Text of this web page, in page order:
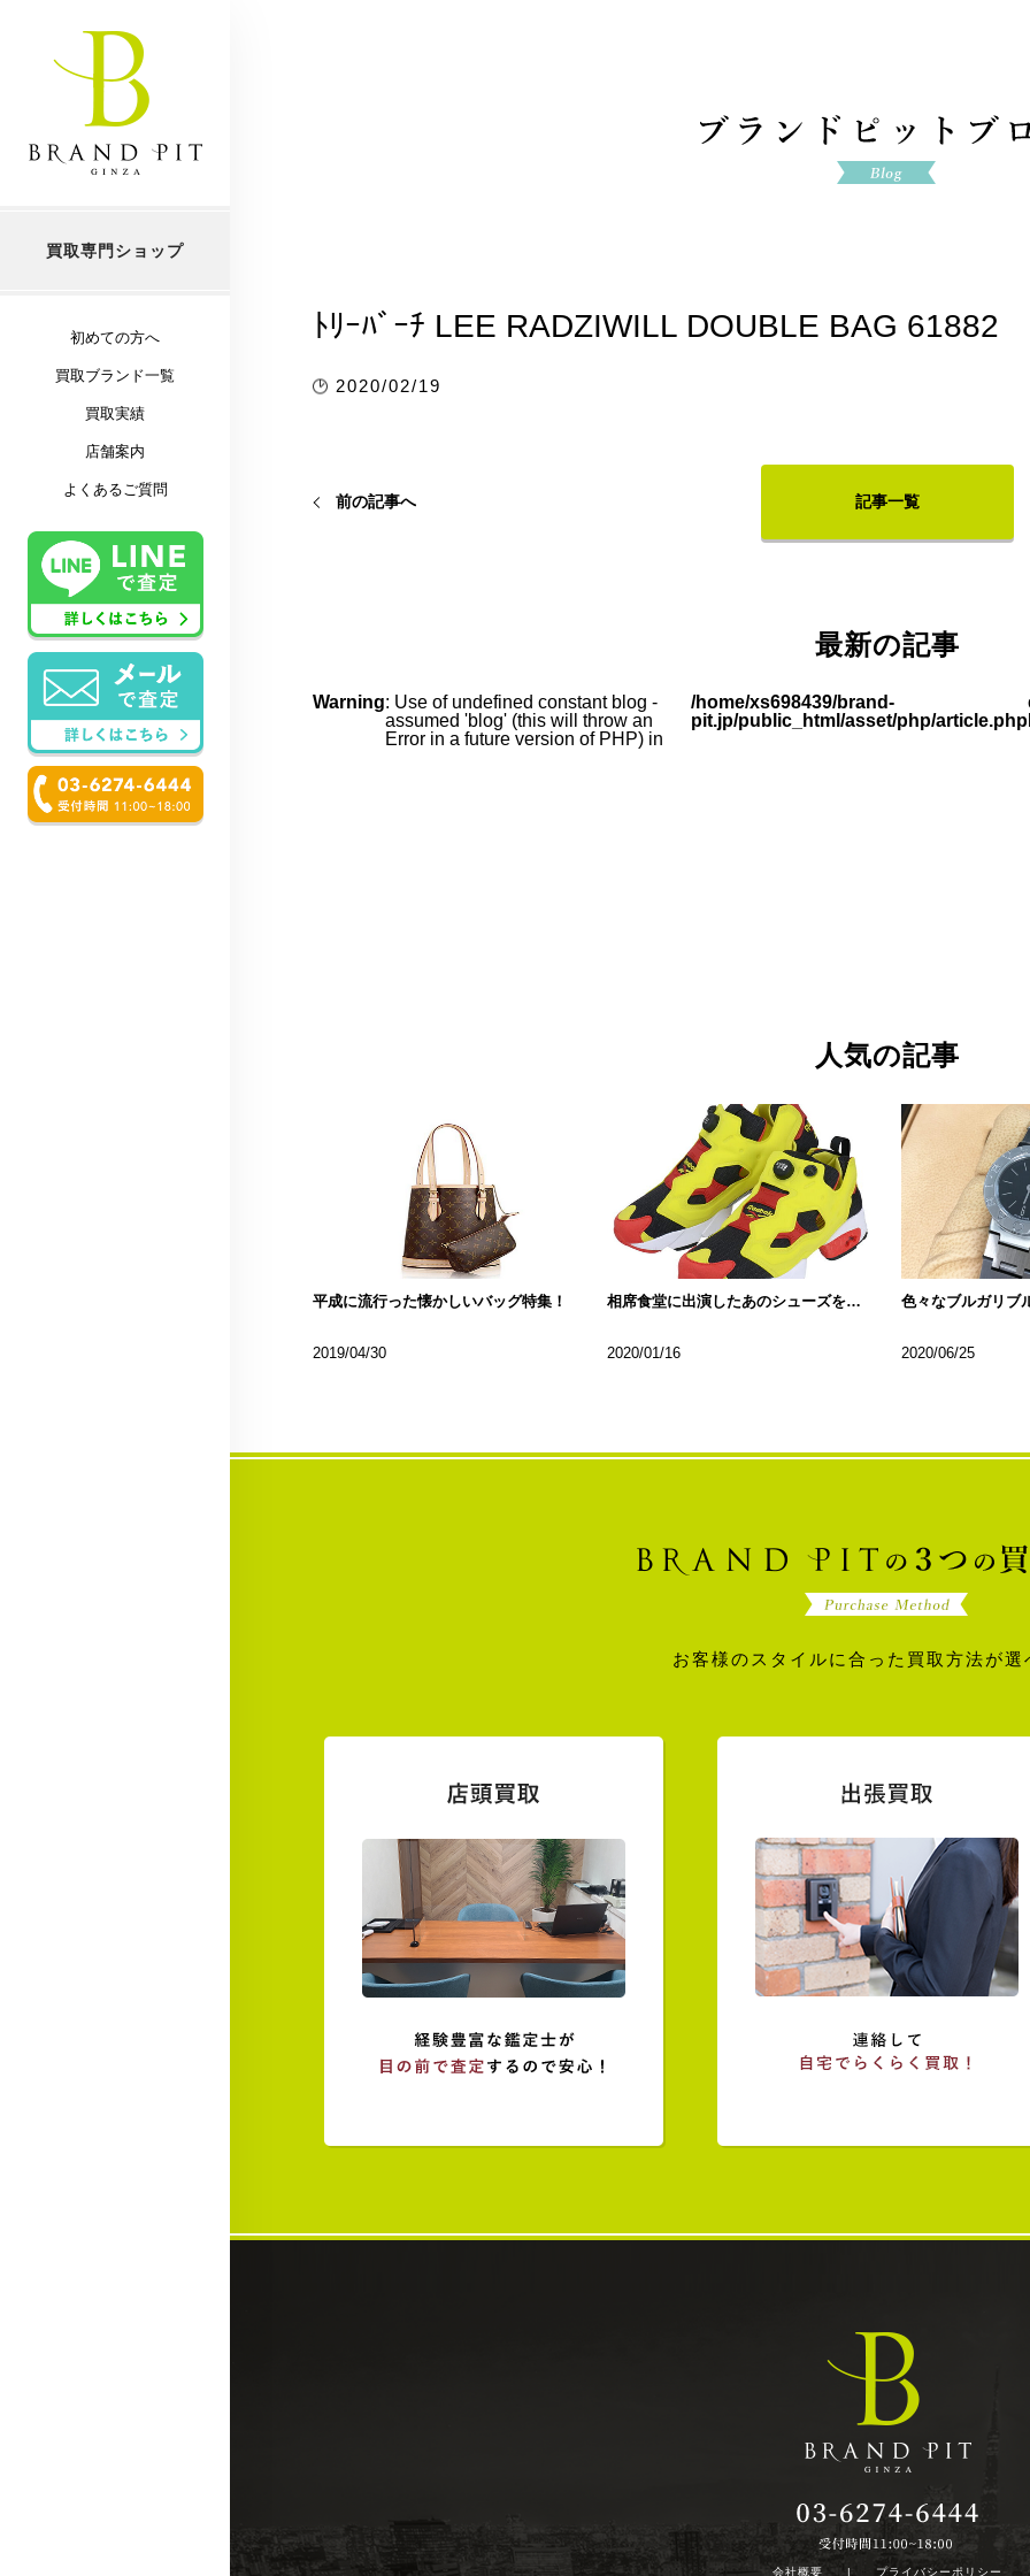
買取専門ショップ
初めての方へ
買取ブランド一覧
買取実績
店舗案内
よくあるご質問
ﾄﾘｰﾊﾞｰﾁ LEE RADZIWILL DOUBLE BAG 61882
2020/02/19
前の記事へ 記事一覧
最新の記事
Warning: Use of undefined constant blog -
assumed 'blog' (this will throw an
Error in a future version of PHP) in
/home/xs698439/brand-
pit.jp/public_html/asset/php/article.php
人気の記事
平成に流行った懐かしいバッグ特集！
2019/04/30
相席食堂に出演したあのシューズをご紹介
2020/01/16 2020/06/25
お客様のスタイルに合った買取方法が選
会社概要 | プライバシーポリシー